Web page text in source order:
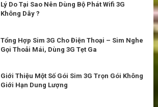
Lý Do Tại Sao Nên Dùng Bộ Phát Wifi 3G
Không Dây ?
Tổng Hợp Sim 3G Cho Điện Thoại – Sim Nghe
Gọi Thoải Mái, Dùng 3G Tẹt Ga
Giới Thiệu Một Số Gói Sim 3G Trọn Gói Không
Giới Hạn Dung Lượng